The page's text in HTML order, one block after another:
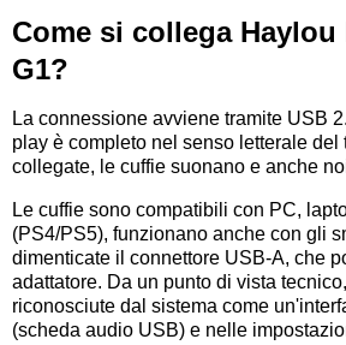
Come si collega Haylou
G1?
La connessione avviene tramite USB
play è completo nel senso letterale del
collegate, le cuffie suonano e anche
Le cuffie sono compatibili con PC,
(PS4/PS5), funzionano anche con gli
dimenticate il connettore USB-A, che
adattatore. Da un punto di vista
riconosciute dal sistema come
(scheda audio USB) e nelle